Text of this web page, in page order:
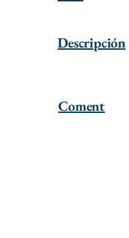
Descripción
Coment